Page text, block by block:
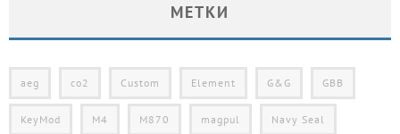
МЕТКИ
aeg co2 Custom Element G&G GBB
KeyMod M4 M870 magpul Navy Seal